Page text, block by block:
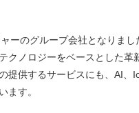
ーのグループ会社となりま
クノロジーをベースとした
提供するサービスにも、AI、
ます。